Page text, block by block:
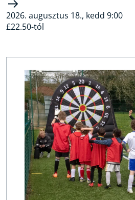
2026. augusztus 18., kedd 9:00
£22.50-tól